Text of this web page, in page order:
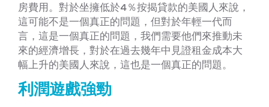
房費用。對於坐擁低於4％按揭貸款的美國人來說，
這可能不是一個真正的問題，但對於年輕一代而
言，這是一個真正的問題，我們需要他們來推動未
來的經濟增長，對於在過去幾年中見證租金成本大
幅上升的美國人來說，這也是一個真正的問題。
利潤遊戲強勁